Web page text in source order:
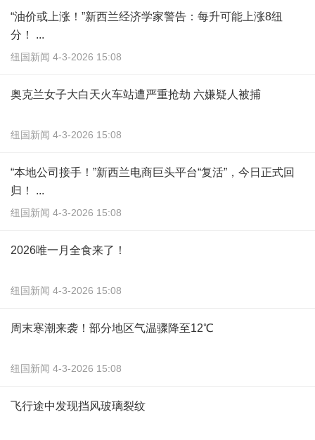
“油价或上涨！”新西兰经济学家警告：每升可能上涨8纽
分！ ...
纽国新闻 4-3-2026 15:08
奥克兰女子大白天火车站遭严重抢劫 六嫌疑人被捕
纽国新闻 4-3-2026 15:08
“本地公司接手！”新西兰电商巨头平台“复活”，今日正式回
归！ ...
纽国新闻 4-3-2026 15:08
2026唯一月全食来了！
纽国新闻 4-3-2026 15:08
周末寒潮来袭！部分地区气温骤降至12℃
纽国新闻 4-3-2026 15:08
飞行途中发现挡风玻璃裂纹